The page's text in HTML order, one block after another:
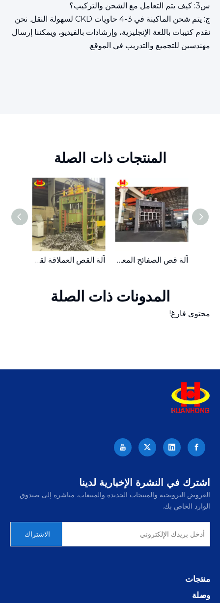
س3: كيف يتم التعامل مع الشحن والتركيب؟
ج: يتم شحن الماكينة في 3-4 حاويات CKD لسهولة النقل. نحن
نقدم كتيبات باللغة الإنجليزية، وإرشادات بالفيديو، ويمكننا إرسال
مهندسين للتجميع والتدريب في الموقع.
المنتجات ذات الصلة
آلة القص العملاقة لقطع الأنابيب الفولاذية المعدنية الهيدروليكية 250T آلة قص الصفائح المعدنية الخردة متعددة الشفرات
المدونات ذات الصلة
محتوى فارغ!
اشترك في النشرة الإخبارية لدينا
العروض الترويجية والمنتجات الجديدة والمبيعات. مباشرة إلى صندوق
الوارد الخاص بك.
الاشتراك
منتجات
وصلة